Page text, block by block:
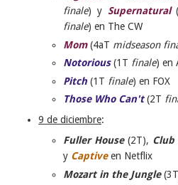
finale) y Supernatural
finale) en The CW
Mom(4aT midseason
Notorious(1T finale) en
Pitch (1T finale) en FOX
Those Who Can't(2T
9 de diciembre:
Fuller House(2T), Club
y Captiveen Netflix
Mozart in the Jungle